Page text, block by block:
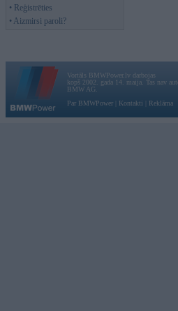
• Reģistrēties
• Aizmirsi paroli?
Vortāls BMWPower.lv darbojas
kopš 2002. gada 14. maija. Tas nav
BMW AG.
Par BMWPower
Kontakti Reklāma